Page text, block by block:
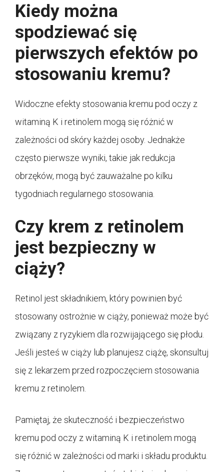
Kiedy można
spodziewać się
pierwszych efektów po
stosowaniu kremu?
Widoczne efekty stosowania kremu pod oczy z
witaminą K i retinolem mogą się różnić w
zależności od skóry każdej osoby. Jednakże
często pierwsze wyniki, takie jak redukcja
obrzęków, mogą być zauważalne po kilku
tygodniach regularnego stosowania.
Czy krem z retinolem
jest bezpieczny w
ciąży?
Retinol jest składnikiem, który powinien być
stosowany ostrożnie w ciąży, ponieważ może być
związany z ryzykiem dla rozwijającego się płodu.
Jeśli jesteś w ciąży lub planujesz ciążę, skonsultuj
się z lekarzem przed rozpoczęciem stosowania
kremu z retinolem.
Pamiętaj, że skuteczność i bezpieczeństwo
kremu pod oczy z witaminą K i retinolem mogą
się różnić w zależności od marki i składu produktu.